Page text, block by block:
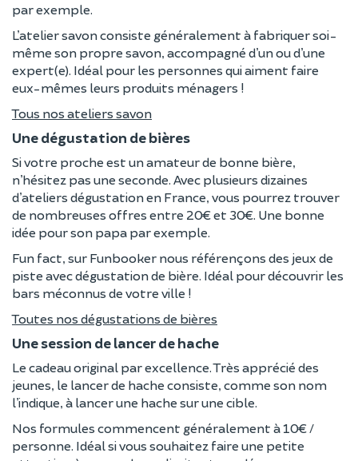
par exemple.
L’atelier savon consiste généralement à fabriquer soi-
même son propre savon, accompagné d’un ou d’une
expert(e). Idéal pour les personnes qui aiment faire
eux-mêmes leurs produits ménagers !
Tous nos ateliers savon
Une dégustation de bières
Si votre proche est un amateur de bonne bière,
n’hésitez pas une seconde. Avec plusieurs dizaines
d’ateliers dégustation en France, vous pourrez trouver
de nombreuses offres entre 20€ et 30€. Une bonne
idée pour son papa par exemple.
Fun fact, sur Funbooker nous référençons des jeux de
piste avec dégustation de bière. Idéal pour découvrir les
bars méconnus de votre ville !
Toutes nos dégustations de bières
Une session de lancer de hache
Le cadeau original par excellence. Très apprécié des
jeunes, le lancer de hache consiste, comme son nom
l’indique, à lancer une hache sur une cible.
Nos formules commencent généralement à 10€ /
personne. Idéal si vous souhaitez faire une petite